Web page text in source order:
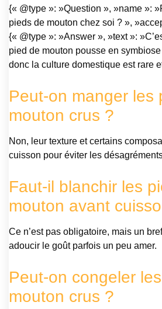
{« @type »: »Question », »name »:
pieds de mouton chez soi ? »,
{« @type »: »Answer », »text »:
pied de mouton pousse en
donc la culture domestique est rare
Peut-on manger les
mouton crus ?
Non, leur texture et certains
cuisson pour éviter les
Faut-il blanchir les
mouton avant
Ce n’est pas obligatoire, mais un
adoucir le goût parfois un peu amer.
Peut-on congeler
mouton crus ?